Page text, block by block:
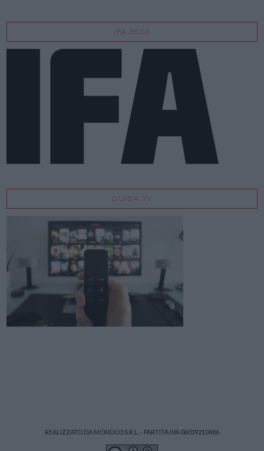
IFA 2026
GUIDA TV
REALIZZATO DA MONDO3 S.R.L. - PARTITA IVA 06039210486